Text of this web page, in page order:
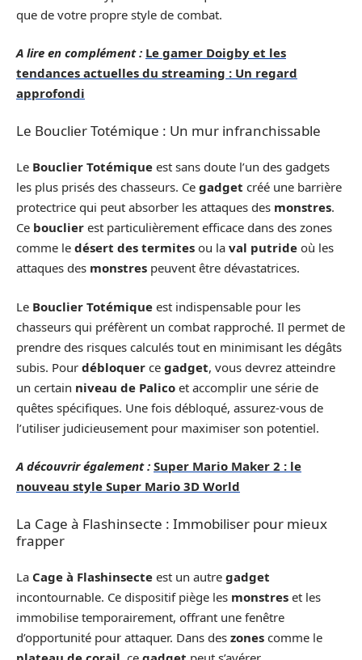
que de votre propre style de combat.
A lire en complément : Le gamer Doigby et les
tendances actuelles du streaming : Un regard
approfondi
Le Bouclier Totémique : Un mur infranchissable
Le Bouclier Totémique est sans doute l’un des gadgets
les plus prisés des chasseurs. Ce gadget créé une barrière
protectrice qui peut absorber les attaques des monstres.
Ce bouclier est particulièrement efficace dans des zones
comme le désert des termites ou la val putride où les
attaques des monstres peuvent être dévastatrices.
Le Bouclier Totémique est indispensable pour les
chasseurs qui préfèrent un combat rapproché. Il permet de
prendre des risques calculés tout en minimisant les dégâts
subis. Pour débloquer ce gadget, vous devrez atteindre
un certain niveau de Palico et accomplir une série de
quêtes spécifiques. Une fois débloqué, assurez-vous de
l’utiliser judicieusement pour maximiser son potentiel.
A découvrir également : Super Mario Maker 2 : le
nouveau style Super Mario 3D World
La Cage à Flashinsecte : Immobiliser pour mieux
frapper
La Cage à Flashinsecte est un autre gadget
incontournable. Ce dispositif piège les monstres et les
immobilise temporairement, offrant une fenêtre
d’opportunité pour attaquer. Dans des zones comme le